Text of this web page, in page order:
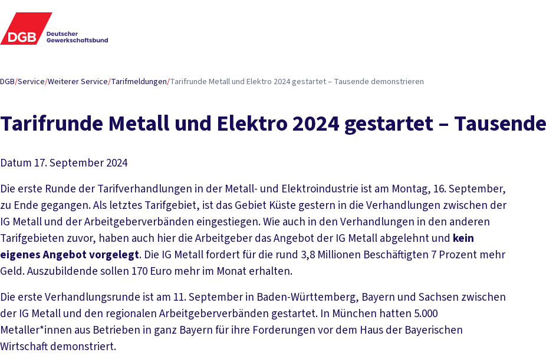
DGB/Service/Weiterer Service/Tarifmeldungen/Tarifrunde Metall und Elektro 2024 gestartet – Tausende demonstrieren
Tarifrunde Metall und Elektro 2024 gestartet –
Datum 17. September 2024
Die erste Runde der Tarifverhandlungen in der Metall- und Elektroindustrie ist am Montag, 16. September,
zu Ende gegangen. Als letztes Tarifgebiet, ist das Gebiet Küste gestern in die Verhandlungen zwischen der
IG Metall und der Arbeitgeberverbänden eingestiegen. Wie auch in den Verhandlungen in den anderen
Tarifgebieten zuvor, haben auch hier die Arbeitgeber das Angebot der IG Metall abgelehnt und kein
eigenes Angebot vorgelegt. Die IG Metall fordert für die rund 3,8 Millionen Beschäftigten 7 Prozent mehr
Geld. Auszubildende sollen 170 Euro mehr im Monat erhalten.
Die erste Verhandlungsrunde ist am 11. September in Baden-Württemberg, Bayern und Sachsen zwischen
der IG Metall und den regionalen Arbeitgeberverbänden gestartet. In München hatten 5.000
Metaller*innen aus Betrieben in ganz Bayern für ihre Forderungen vor dem Haus der Bayerischen
Wirtschaft demonstriert.